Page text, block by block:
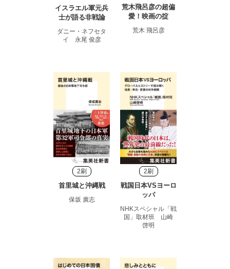
イスラエル軍元兵
士が語る非戦論
ダニー・ネフセタ
イ 永尾 俊彦
荒木飛呂彦の超偏
愛！映画の掟
荒木 飛呂彦
2刷
首里城と沖縄戦
保坂 廣志
2刷
戦国日本VSヨーロ
ッパ
NHKスペシャル「戦
国」取材班 山崎
啓明